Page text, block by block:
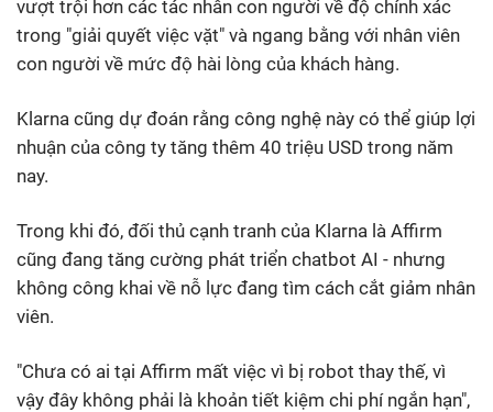
vượt trội hơn các tác nhân con người về độ chính xác
trong "giải quyết việc vặt" và ngang bằng với nhân viên
con người về mức độ hài lòng của khách hàng.
Klarna cũng dự đoán rằng công nghệ này có thể giúp lợi
nhuận của công ty tăng thêm 40 triệu USD trong năm
nay.
Trong khi đó, đối thủ cạnh tranh của Klarna là Affirm
cũng đang tăng cường phát triển chatbot AI - nhưng
không công khai về nỗ lực đang tìm cách cắt giảm nhân
viên.
"Chưa có ai tại Affirm mất việc vì bị robot thay thế, vì
vậy đây không phải là khoản tiết kiệm chi phí ngắn hạn",